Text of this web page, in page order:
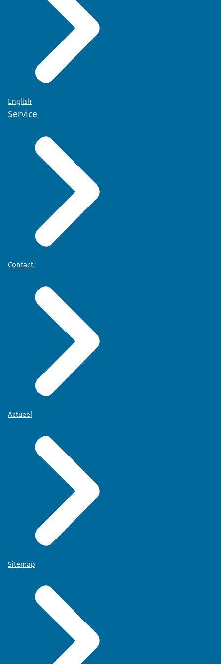
beslag genomen. We hebben de hele maand extra
aandacht gehad voor vogelhandel en we hebben
samengewerkt met de politie en Europol.
Dat doen we omdat er een levendige handel is in
vogels, ook internationaal. En helaas voor een
deel ook illegale handel. En dat is schadelijk voor
de natuur. Daarom pakken we dat aan.
vogels? Meld dat dan bij ons. Dan kunnen we
English
Service
Contact
Actueel
Sitemap